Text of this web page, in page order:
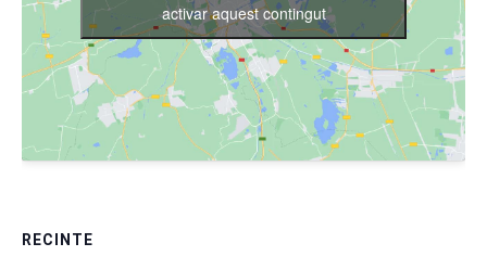
RECINTE
activar aquest contingut